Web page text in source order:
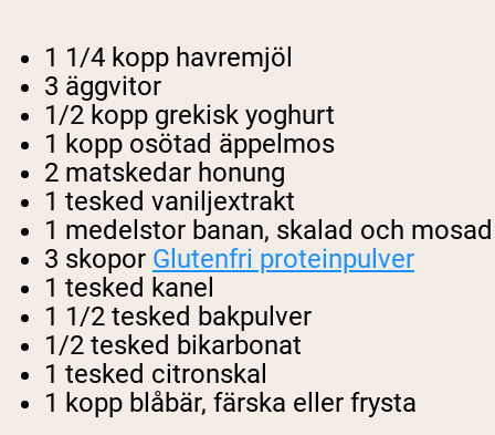
1 1/4 kopp havremjöl
3 äggvitor
1/2 kopp grekisk yoghurt
1 kopp osötad äppelmos
2 matskedar honung
1 tesked vaniljextrakt
1 medelstor banan, skalad och mosad
3 skopor Glutenfri proteinpulver
1 tesked kanel
1 1/2 tesked bakpulver
1/2 tesked bikarbonat
1 tesked citronskal
1 kopp blåbär, färska eller frysta